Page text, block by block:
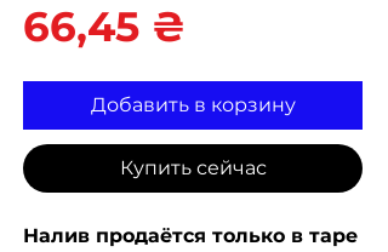
66,45 ₴
Добавить в корзину
Купить сейчас
Налив продаётся только в таре